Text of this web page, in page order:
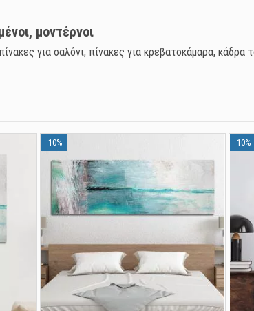
μοντέρνοι
για σαλόνι, πίνακες για κρεβατοκάμαρα, κάδρα
-10% -10%